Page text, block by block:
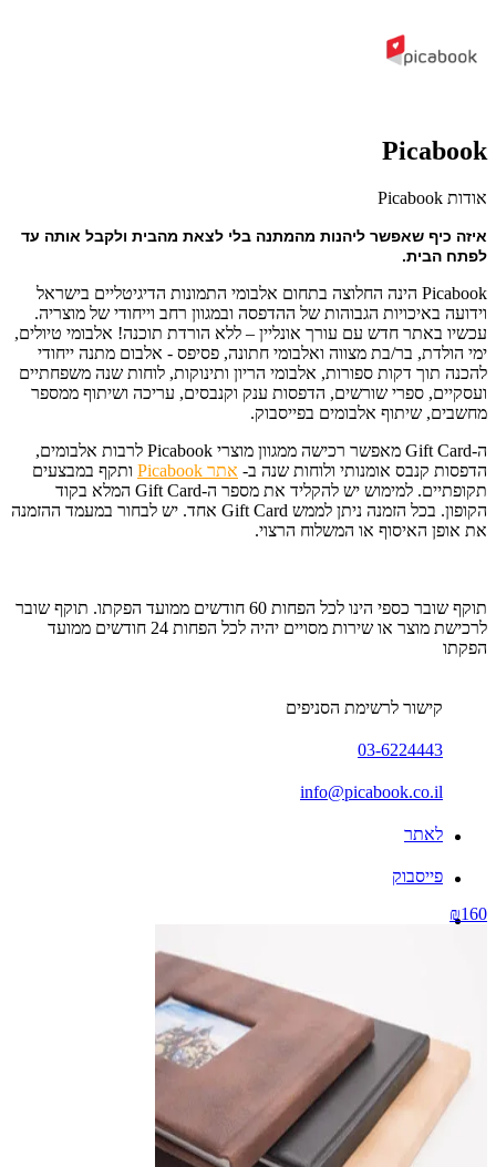
Picabook
אודות Picabook
איזה כיף שאפשר ליהנות מהמתנה בלי לצאת מהבית ולקבל אותה עד
לפתח הבית.
Picabook הינה החלוצה בתחום אלבומי התמונות הדיגיטליים בישראל
וידועה באיכויות הגבוהות של ההדפסה ובמגוון רחב וייחודי של מוצריה.
עכשיו באתר חדש עם עורך אונליין – ללא הורדת תוכנה! אלבומי טיולים,
ימי הולדת, בר/בת מצווה ואלבומי חתונה, פסיפס - אלבום מתנה ייחודי
להכנה תוך דקות ספורות, אלבומי הריון ותינוקות, לוחות שנה משפחתיים
ועסקיים, ספרי שורשים, הדפסות ענק וקנבסים, עריכה ושיתוף ממספר
מחשבים, שיתוף אלבומים בפייסבוק.
ה-Gift Card מאפשר רכישה ממגוון מוצרי Picabook לרבות אלבומים,
הדפסות קנבס אומנותי ולוחות שנה ב- אתר Picabook
ותקף במבצעים
תקופתיים. למימוש יש להקליד את מספר ה-Gift Card המלא בקוד
הקופון. בכל הזמנה ניתן לממש Gift Card אחד. יש לבחור במעמד ההזמנה
את אופן האיסוף או המשלוח הרצוי.
תוקף שובר כספי הינו לכל הפחות 60 חודשים ממועד הפקתו. תוקף שובר
לרכישת מוצר או שירות מסויים יהיה לכל הפחות 24 חודשים ממועד
הפקתו
קישור לרשימת הסניפים
03-6224443
info@picabook.co.il
לאתר
פייסבוק
₪160